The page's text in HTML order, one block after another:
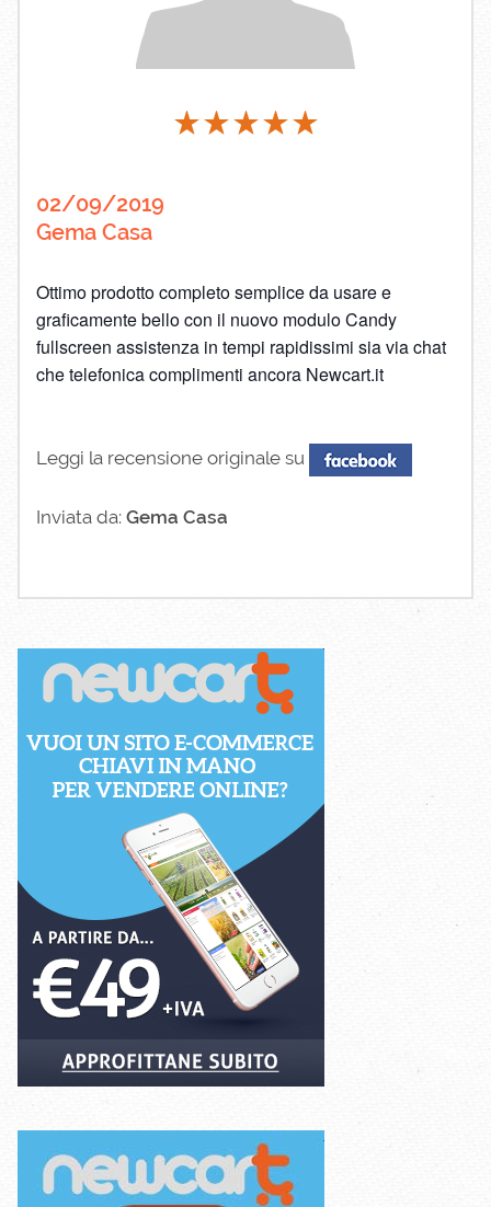
02/09/2019
Gema Casa
Ottimo prodotto completo semplice da usare e
graficamente bello con il nuovo modulo Candy
fullscreen assistenza in tempi rapidissimi sia via chat
che telefonica complimenti ancora Newcart.it
Leggi la recensione originale su
Inviata da: Gema Casa